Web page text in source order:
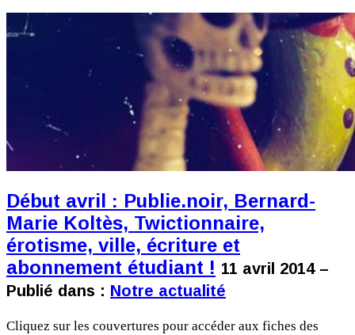
Début avril : Publie.noir, Bernard-
Marie Koltès, Twictionnaire,
érotisme, ville, écriture et
abonnement étudiant ! 11 avril 2014 –
Publié dans : Notre actualité
Cliquez sur les couvertures pour accéder aux fiches des